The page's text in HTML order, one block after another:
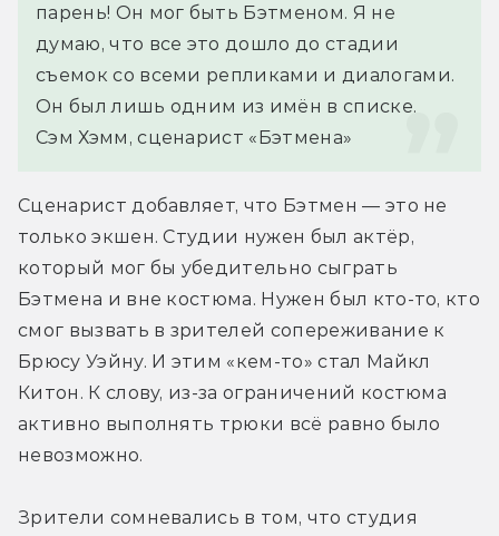
парень! Он мог быть Бэтменом. Я не
думаю, что все это дошло до стадии
съемок со всеми репликами и диалогами.
Он был лишь одним из имён в списке.
Сэм Хэмм, сценарист «Бэтмена»
Сценарист добавляет, что Бэтмен — это не
только экшен. Студии нужен был актёр,
который мог бы убедительно сыграть
Бэтмена и вне костюма. Нужен был кто-то, кто
смог вызвать в зрителей сопереживание к
Брюсу Уэйну. И этим «кем-то» стал Майкл
Китон. К слову, из-за ограничений костюма
активно выполнять трюки всё равно было
невозможно.
Зрители сомневались в том, что студия